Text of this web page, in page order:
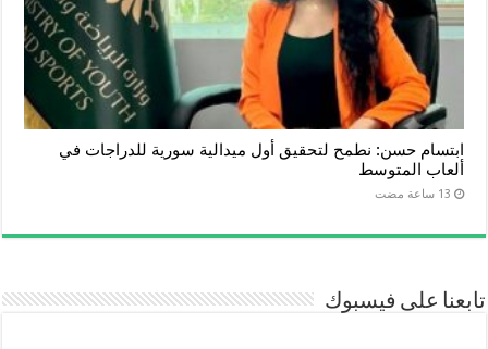
ابتسام حسن: نطمح لتحقيق أول ميدالية سورية للدراجات في
ألعاب المتوسط
تابعنا على فيسبوك